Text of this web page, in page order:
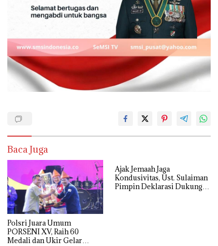
Baca Juga
Polsri Juara Umum
PORSENI XV, Raih 60
Medali dan Ukir Gelar
Ajak Jemaah Jaga
Kondusivitas, Ust. Sulaiman
Pimpin Deklarasi Dukung